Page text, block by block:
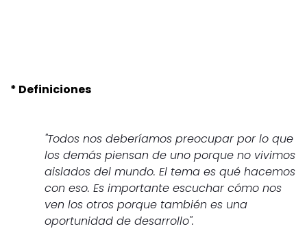
* Definiciones
"Todos nos deberíamos preocupar por lo que
los demás piensan de uno porque no vivimos
aislados del mundo. El tema es qué hacemos
con eso. Es importante escuchar cómo nos
ven los otros porque también es una
oportunidad de desarrollo".